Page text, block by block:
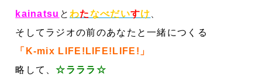
kainatsu と わたなべだいすけ
そしてラジオの前のあなたと一緒につくる
「K-mix LIFE!LIFE!LIFE!」
略して、☆ラララ☆